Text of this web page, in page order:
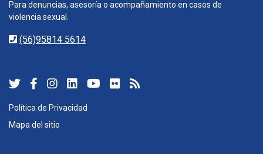
Para denuncias, asesoría o acompañamiento en casos de
violencia sexual.
(56)95814 5614
Política de Privacidad
Mapa del sitio